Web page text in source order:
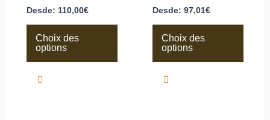
Desde: 110,00€
Choix des
options
Desde:97,01€
Choix des
options